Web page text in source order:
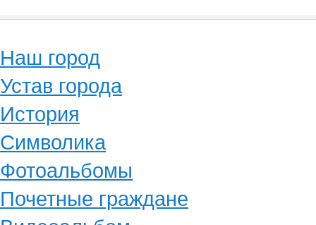
Наш город
Устав города
История
Символика
Фотоальбомы
Почетные граждане